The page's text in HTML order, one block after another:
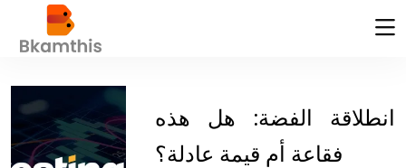
انطلاقة الفضة: هل هذه
فقاعة أم قيمة عادلة؟